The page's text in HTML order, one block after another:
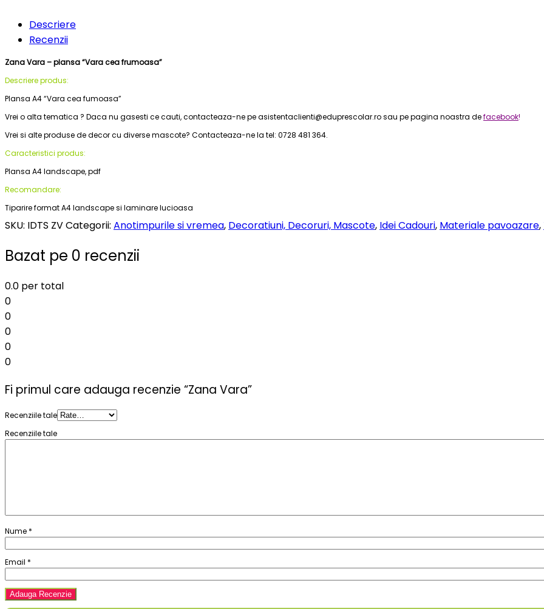
Descriere
Recenzii
Zana Vara – plansa “Vara cea frumoasa”
Descriere produs:
Plansa A4 “Vara cea fumoasa”
Vrei o alta tematica ? Daca nu gasesti ce cauti, contacteaza-ne pe asistentaclienti@eduprescolar.ro sau pe pagina noastra defacebook!
Vrei si alte produse de decor cu diverse mascote? Contacteaza-ne la tel: 0728 481 364.
Caracteristici produs:
Plansa A4 landscape, pdf
Recomandare:
Tiparire format A4 landscape si laminare lucioasa
SKU: IDTS ZVCategorii: Anotimpurile si vremea, Decoratiuni, Decoruri, Mascote, Idei Cadouri, Materiale pavoazare,
Bazat pe 0 recenzii
0.0 per total
0
0
0
0
0
Fi primul care adauga recenzie “Zana Vara”
Recenziile tale
Recenziile tale
Nume *
Email *